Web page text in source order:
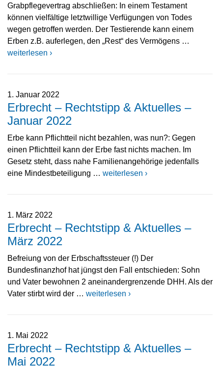
Grabpflegevertrag abschließen: In einem Testament
können vielfältige letztwillige Verfügungen von Todes
wegen getroffen werden. Der Testierende kann einem
Erben z.B. auferlegen, den „Rest“ des Vermögens …
weiterlesen ›
1. Januar 2022
Erbrecht – Rechtstipp & Aktuelles –
Januar 2022
Erbe kann Pflichtteil nicht bezahlen, was nun?: Gegen
einen Pflichtteil kann der Erbe fast nichts machen. Im
Gesetz steht, dass nahe Familienangehörige jedenfalls
eine Mindestbeteiligung … weiterlesen ›
1. März 2022
Erbrecht – Rechtstipp & Aktuelles –
März 2022
Befreiung von der Erbschaftssteuer (!) Der
Bundesfinanzhof hat jüngst den Fall entschieden: Sohn
und Vater bewohnen 2 aneinandergrenzende DHH. Als der
Vater stirbt wird der … weiterlesen ›
1. Mai 2022
Erbrecht – Rechtstipp & Aktuelles –
Mai 2022